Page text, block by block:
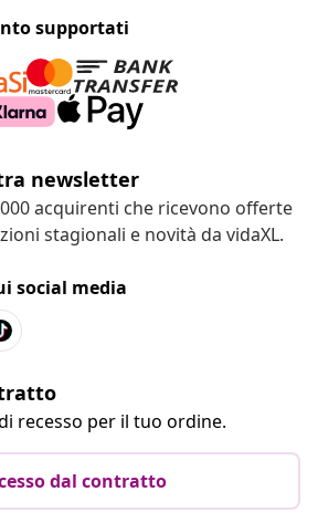
supportati
newsletter
acquirenti che ricevono offerte
stagionali e novità da vidaXL.
social media
recesso per il tuo ordine.
dal contratto